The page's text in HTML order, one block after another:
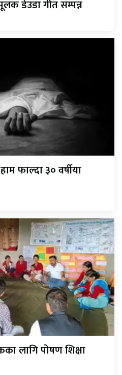
डेउडा गीत सम्पन्न
फाल्दा ३० वर्षीया
लागि पोषण शिक्षा